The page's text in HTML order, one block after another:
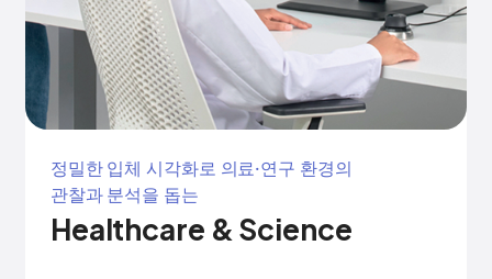
정밀한 입체 시각화로 의료·연구 환경의
관찰과 분석을 돕는
Healthcare & Science